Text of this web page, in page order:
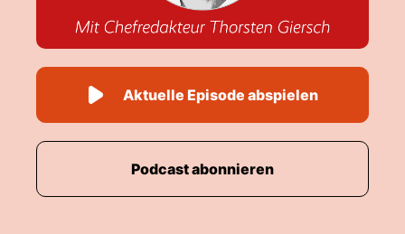
Aktuelle Episode abspielen
Podcast abonnieren